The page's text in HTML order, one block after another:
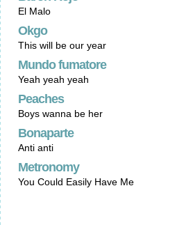
El Malo
Okgo
This will be our year
Mundo fumatore
Yeah yeah yeah
Peaches
Boys wanna be her
Bonaparte
Anti anti
Metronomy
You Could Easily Have Me